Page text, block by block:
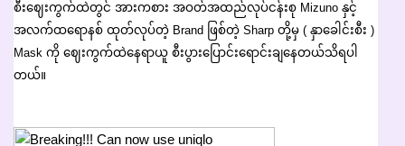
စီးဈေးကွက်ထဲတွင် အားကစား အဝတ်အထည်လုပ်ငန်းစု Mizuno နှင့်
အလက်ထရောနစ် ထုတ်လုပ်တဲ့ Brand ဖြစ်တဲ့ Sharp တို့မှ ( နှာခေါင်းစီး )
Mask ကို ဈေးကွက်ထဲနေရာယူ စီးပွားပြောင်းရောင်းချနေတယ်သိရပါ
တယ်။